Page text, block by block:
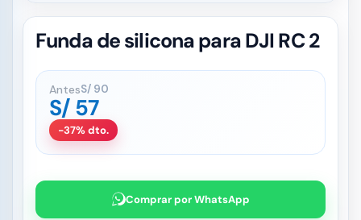
Funda de silicona para DJI RC 2
AntesS/ 90
S/ 57
-37% dto.
Comprar por WhatsApp